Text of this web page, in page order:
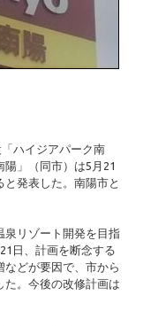
ハイジアパーク南
」（同市）は5月21
発表した。南陽市と
泉リゾート開発を目指
日、計画を断念する
などが要因で、市から
た。今後の改修計画は